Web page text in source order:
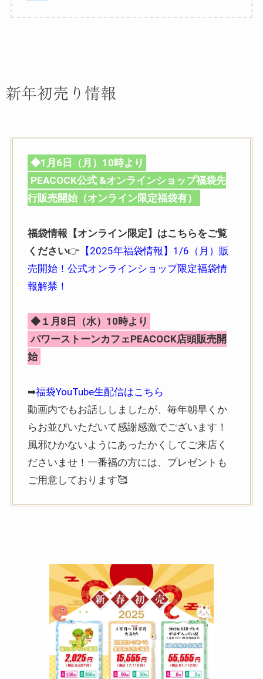
新年初売り情報
◆1月6日（月）10時より
PEACOCK公式 &オンラインショップ福袋先
行販売開始（オンライン限定福袋有）
福袋情報【オンライン限定】はこちらをご覧
ください👉 【2025年福袋情報】1/6（月）販
売開始！公式オンラインショップ限定福袋情
報解禁！
◆１月8日（水）10時より
パワーストーンカフェPEACOCK店頭販売開
始
➡福袋YouTube生配信はこちら
動画内でもお話ししましたが、毎年朝早くか
らお並びいただいて感謝感激でございます！
風邪ひかないようにあったかくしてご来店く
ださいませ！一番福の方には、プレゼントも
ご用意しております🥰